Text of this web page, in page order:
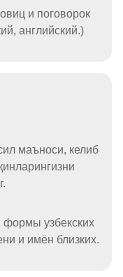
и поговорок
английский.)
маъноси, келиб
узбекских
и имён близких.